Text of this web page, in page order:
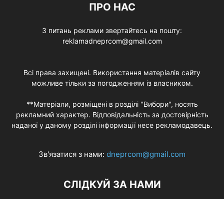
ПРО НАС
З питань реклами звертайтесь на пошту:
reklamadneprcom@gmail.com
Всі права захищені. Використання матеріалів сайту
можливе тільки за погодженням із власником.
**Матеріали, розміщені в розділі "Вибори", носять
рекламний характер. Відповідальність за достовірність
наданої у даному розділі інформації несе рекламодавець.
Зв'язатися з нами: dneprcom@gmail.com
СЛІДКУЙ ЗА НАМИ